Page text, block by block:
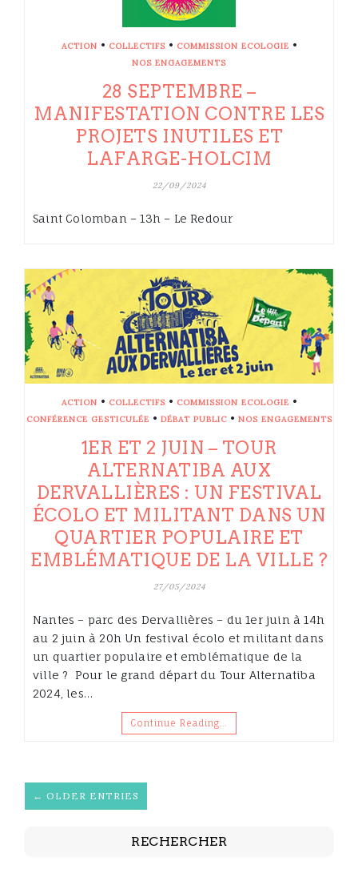
ACTION • COLLECTIFS• COMMISSION ECOLOGIE •
NOS ENGAGEMENTS
28 SEPTEMBRE –
MANIFESTATION CONTRE LES
PROJETS INUTILES ET
LAFARGE-HOLCIM
22/09/2024
Saint Colomban – 13h – Le Redour
ACTION • COLLECTIFS• COMMISSION ECOLOGIE •
CONFÉRENCE GESTICULÉE • DÉBAT PUBLIC• NOS ENGAGEMENTS
1ER ET 2 JUIN – TOUR
ALTERNATIBA AUX
DERVALLIÈRES : UN FESTIVAL
ÉCOLO ET MILITANT DANS UN
QUARTIER POPULAIRE ET
EMBLÉMATIQUE DE LA VILLE ?
27/05/2024
Nantes – parc des Dervallières – du 1er juin à 14h
au 2 juin à 20h Un festival écolo et militant dans
un quartier populaire et emblématique de la
ville ? Pour le grand départ du Tour Alternatiba
2024, les…
Continue Reading…
← OLDER ENTRIES
RECHERCHER